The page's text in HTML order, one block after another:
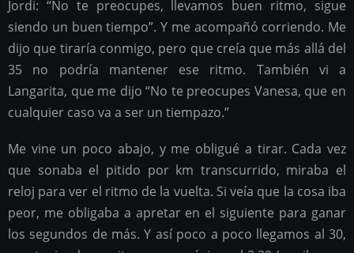
Jordi: “No te preocupes, llevamos buen ritmo, sigue
siendo un buen tiempo”. Y me acompañó corriendo. Me
dijo que tiraría conmigo, pero que creía que más allá del
35 no podría mantener ese ritmo. También vi a
Langarita, que me dijo “No te preocupes Vanesa, que en
cualquier caso va a ser un tiempazo.”
Me vine un poco abajo, y me obligué a tirar. Cada vez
que sonaba el pitido por km transcurrido, miraba el
reloj para ver el ritmo de la vuelta. Si veía que la cosa iba
peor, me obligaba a apretar en el siguiente para ganar
los segundos de más. Y así poco a poco llegamos al 30,